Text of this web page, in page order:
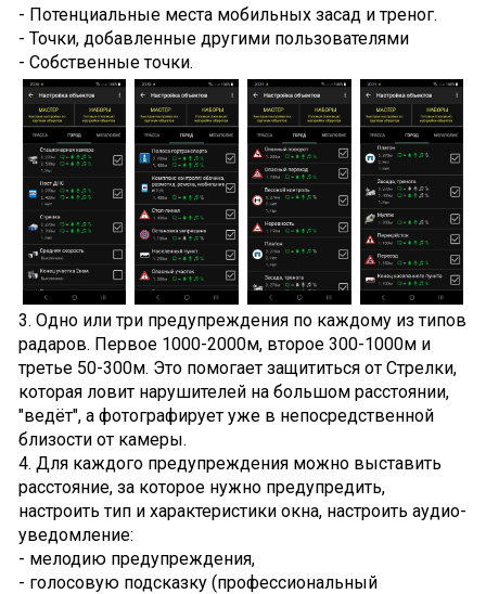
- Потенциальные места мобильных засад и треног.
- Точки, добавленные другими пользователями
- Cобственные точки.
3. Одно или три предупреждения по каждому из типов
радаров. Первое 1000-2000м, второе 300-1000м и
третье 50-300м. Это помогает защититься от Стрелки,
которая ловит нарушителей на большом расстоянии,
"ведёт", а фотографирует уже в непосредственной
близости от камеры.
4. Для каждого предупреждения можно выставить
расстояние, за которое нужно предупредить,
настроить тип и характеристики окна, настроить аудио-
уведомление:
- мелодию предупреждения,
- голосовую подсказку (профессиональный